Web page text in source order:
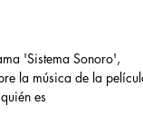
DE CANAL
'Sistema Sonoro',